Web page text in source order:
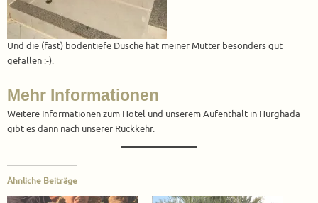
Und die (fast) bodentiefe Dusche hat meiner Mutter besonders gut
gefallen :-).
Mehr Informationen
Weitere Informationen zum Hotel und unserem Aufenthalt in Hurghada
gibt es dann nach unserer Rückkehr.
Ähnliche Beiträge